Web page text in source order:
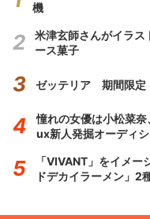
機
米津玄師さんがイラス
ース菓子
ゼッテリア 期間限定
憧れの女優は小松菜
ux新人発掘オーディ
「VIVANT」をイメ
ドデカイラーメン」2